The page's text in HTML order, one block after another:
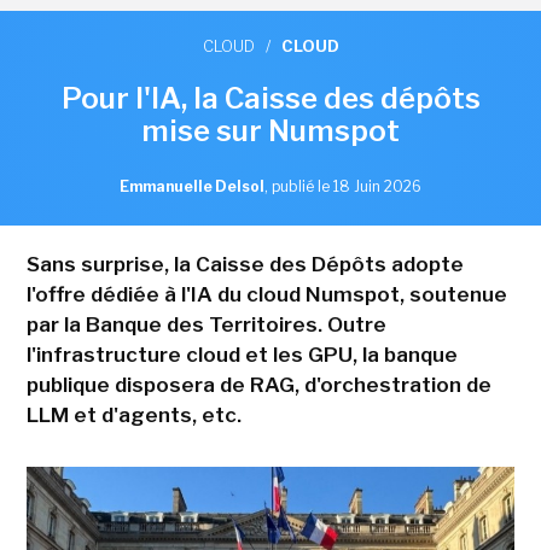
CLOUD / CLOUD
Pour l'IA, la Caisse des dépôts
mise sur Numspot
Emmanuelle Delsol , publié le 18 Juin 2026
Sans surprise, la Caisse des Dépôts adopte
l'offre dédiée à l'IA du cloud Numspot, soutenue
par la Banque des Territoires. Outre
l'infrastructure cloud et les GPU, la banque
publique disposera de RAG, d'orchestration de
LLM et d'agents, etc.